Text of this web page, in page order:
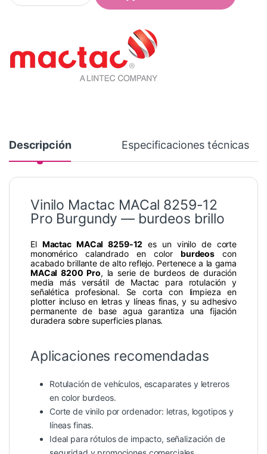
Descripción Especificaciones técnicas
Vinilo Mactac MACal 8259-12
Pro Burgundy — burdeos brillo
El Mactac MACal 8259-12 es un vinilo de corte
monomérico calandrado en color burdeoscon
acabado brillante de alto reflejo. Pertenece a la gama
MACal 8200 Pro, la serie de burdeos de duración
media más versátil de Mactac para rotulación y
señalética profesional. Se corta con limpieza en
plotter incluso en letras y líneas finas, y su adhesivo
permanente de base agua garantiza una fijación
duradera sobre superficies planas.
Aplicaciones recomendadas
Rotulación de vehículos, escaparates y letreros
en color burdeos.
Corte de vinilo por ordenador: letras, logotipos y
líneas finas.
Ideal para rótulos de impacto, señalización de